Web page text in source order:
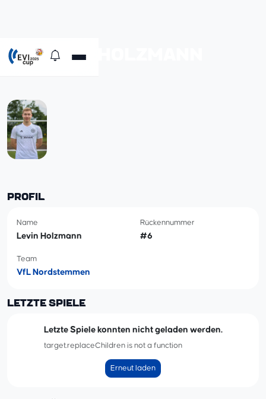
#6 LEVIN HOLZMANN
PROFIL
Name
Levin Holzmann
Rückennummer
#6
Team
VfL Nordstemmen
LETZTE SPIELE
Letzte Spiele konnten nicht geladen werden.
target.replaceChildren is not a function
Erneut laden